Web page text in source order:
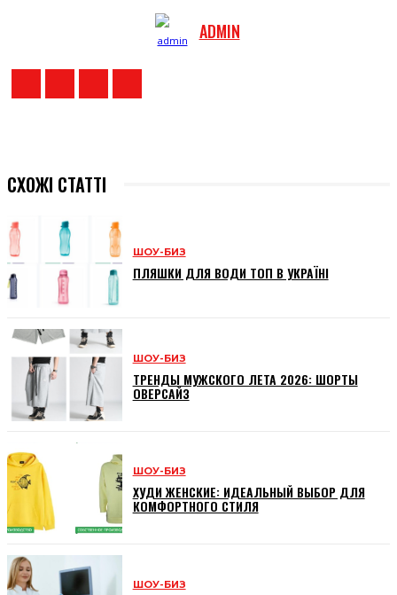
ADMIN
СХОЖІ СТАТТІ
ШОУ-БИЗ
ПЛЯШКИ ДЛЯ ВОДИ ТОП В УКРАЇНІ
ШОУ-БИЗ
ТРЕНДЫ МУЖСКОГО ЛЕТА 2026: ШОРТЫ
ОВЕРСАЙЗ
ШОУ-БИЗ
ХУДИ ЖЕНСКИЕ: ИДЕАЛЬНЫЙ ВЫБОР ДЛЯ
КОМФОРТНОГО СТИЛЯ
ШОУ-БИЗ